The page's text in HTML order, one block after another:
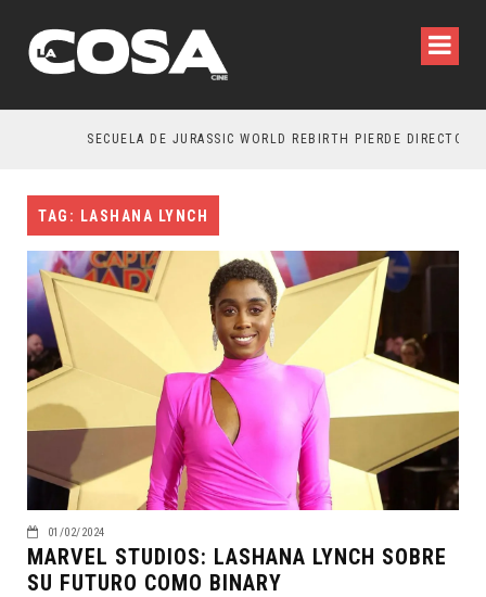
SECUELA DE JURASSIC WORLD REBIRTH PIERDE DIRECTOR
TAG: LASHANA LYNCH
01/02/2024
MARVEL STUDIOS: LASHANA LYNCH SOBRE
SU FUTURO COMO BINARY